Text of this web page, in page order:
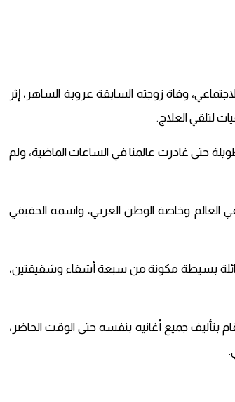
وفاة زوجته السابقة عروبة الساهر، إثر
لتلقي العلاج.
حتى غادرت عالمنا في الساعات الماضية، ولم
وخاصة الوطن العربي، واسمه الحقيقي
العراقية عام 1957م، في عائلة بسيطة مكونة من سبعة أشقاء وشقيقتين،
بتأليف جميع أغانيه بنفسه حتى الوقت الحاضر،